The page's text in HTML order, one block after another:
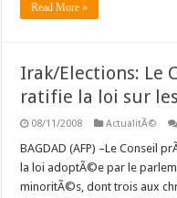
Read More »
Irak/Elections: Le
ratifie la loi sur
08/11/2008 ActualitÃ©
BAGDAD (AFP) –Le Conseil
la loi adoptÃ©e par le
minoritÃ©s, dont trois aux